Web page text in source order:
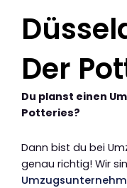
Der
Du planst einen
Potteries?
Dann bist du bei
genau richtig! Wir